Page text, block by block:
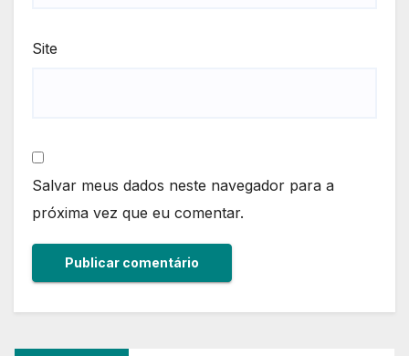
Site
Salvar meus dados neste navegador para a
próxima vez que eu comentar.